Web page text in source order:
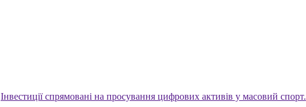
Інвестиції спрямовані на просування цифрових активів у масовий спорт.